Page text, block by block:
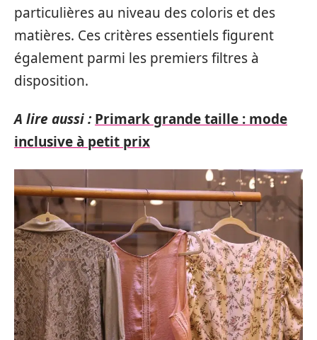
particulières au niveau des coloris et des
matières. Ces critères essentiels figurent
également parmi les premiers filtres à
disposition.
A lire aussi : Primark grande taille : mode
inclusive à petit prix